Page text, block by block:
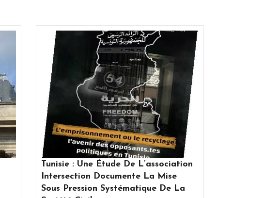
Tunisie : Une Étude De L’association
Intersection Documente La Mise
Sous Pression Systématique De La